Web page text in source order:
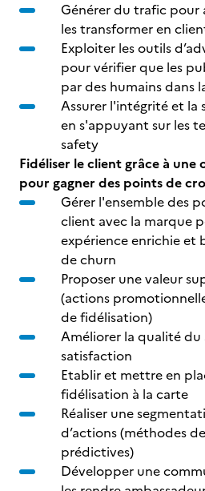
Générer du trafic pour
les transformer en
Exploiter les outils
pour vérifier que les
par des humains dans
Assurer l'intégrité et la
en s'appuyant sur les
safety
Fidéliser le client grâce à une
pour gagner des points de
Gérer l'ensemble des
client avec la marque
expérience enrichie et
de churn
Proposer une valeur
(actions
de fidélisation)
Améliorer la qualité du
satisfaction
Etablir et mettre en
fidélisation à la carte
Réaliser une
d’actions (méthodes
prédictives)
Développer une